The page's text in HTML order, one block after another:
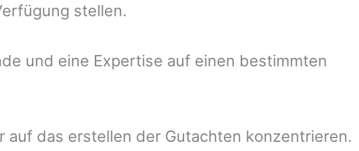
stellen.
und eine Expertise auf einen bestimmten
das erstellen der Gutachten konzentrieren.